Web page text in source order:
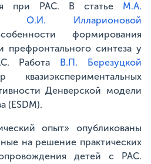
при РАС. В статье М.А.
О.И. Илларионовой
формирования
префронтального синтеза у
Работа В.П. Березуцкой
квазиэкспериментальных
Денверской модели
(ESDM).
опыт» опубликованы
на решение практических
детей с РАС.